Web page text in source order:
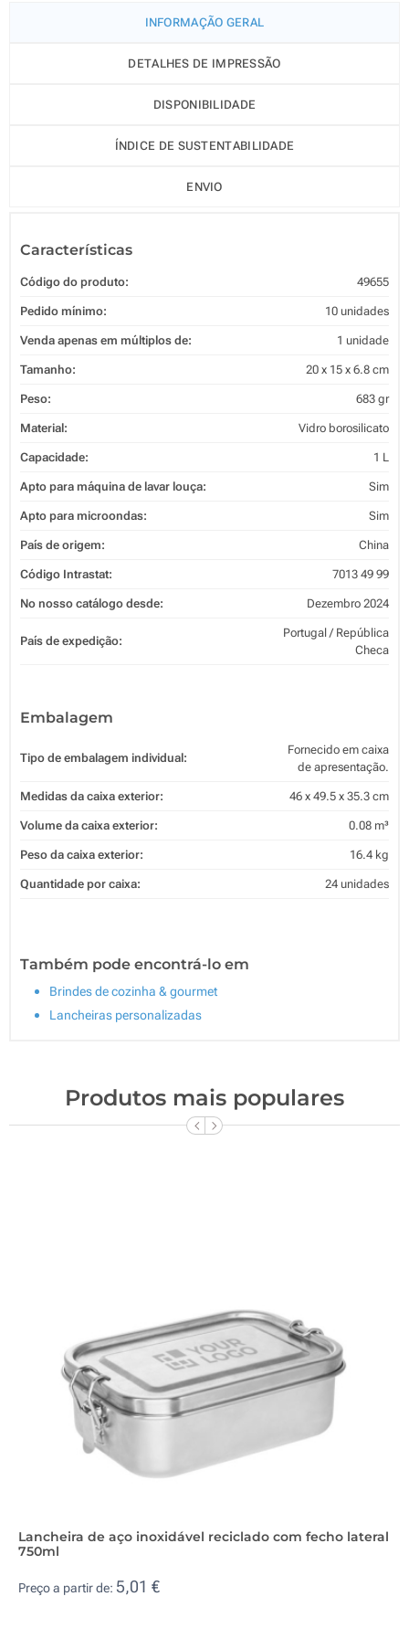
INFORMAÇÃO GERAL
DETALHES DE IMPRESSÃO
DISPONIBILIDADE
ÍNDICE DE SUSTENTABILIDADE
ENVIO
Características
Código do produto: 49655
Pedido mínimo: 10 unidades
Venda apenas em múltiplos de: 1 unidade
Tamanho: 20 x 15 x 6.8 cm
Peso: 683 gr
Material: Vidro borosilicato
Capacidade: 1 L
Apto para máquina de lavar louça: Sim
Apto para microondas: Sim
País de origem: China
Código Intrastat: 7013 49 99
No nosso catálogo desde: Dezembro 2024
País de expedição:
Portugal / República
Checa
Embalagem
Tipo de embalagem individual:
Fornecido em caixa
de apresentação.
Medidas da caixa exterior: 46 x 49.5 x 35.3 cm
Volume da caixa exterior: 0.08 m³
Peso da caixa exterior: 16.4 kg
Quantidade por caixa: 24 unidades
Também pode encontrá-lo em
Brindes de cozinha & gourmet
Lancheiras personalizadas
Produtos mais populares
Lancheira de aço inoxidável reciclado com fecho lateral
750ml
Preço a partir de: 5,01 €